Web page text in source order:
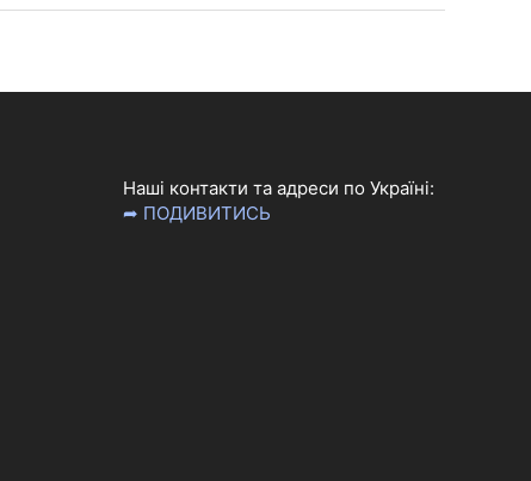
Наші контакти та адреси по Україні:
➦ ПОДИВИТИСЬ